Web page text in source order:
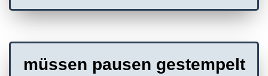
müssen pausen gestempelt